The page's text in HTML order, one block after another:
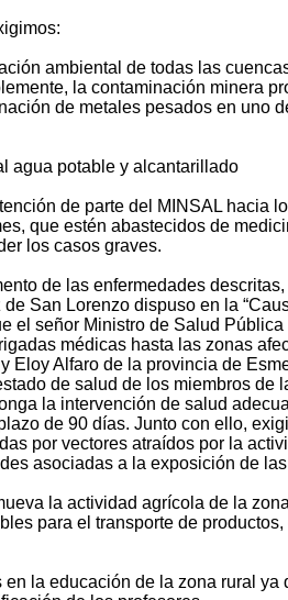
ambiental de todas las
la contaminación minera
de metales pesados en uno
agua potable y alcantarillado
de parte del MINSAL hacia
que estén abastecidos de
los casos graves.
de las enfermedades
San Lorenzo dispuso en la
el señor Ministro de Salud
médicas hasta las zonas
Eloy Alfaro de la provincia de
de salud de los miembros de
la intervención de salud
de 90 días. Junto con ello,
por vectores atraídos por la
asociadas a la exposición de
la actividad agrícola de la
para el transporte de
en la educación de la zona rural